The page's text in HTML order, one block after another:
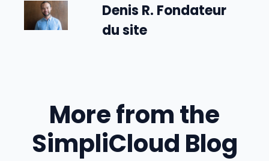
Denis R. Fondateur
du site
More from the
SimpliCloud Blog